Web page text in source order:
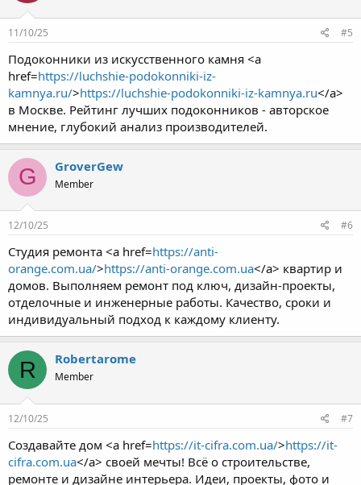
11/10/25 #5
Подоконники из искусственного камня <a
href=https://luchshie-podokonniki-iz-
kamnya.ru/>https://luchshie-podokonniki-iz-kamnya.ru</a>
в Москве. Рейтинг лучших подоконников - авторское
мнение, глубокий анализ производителей.
G GroverGew
Member
12/10/25 #6
Студия ремонта <a href=https://anti-
orange.com.ua/>https://anti-orange.com.ua</a> квартир и
домов. Выполняем ремонт под ключ, дизайн-проекты,
отделочные и инженерные работы. Качество, сроки и
индивидуальный подход к каждому клиенту.
R Robertarome
Member
12/10/25 #7
Создавайте дом <a href=https://it-cifra.com.ua/>https://it-
cifra.com.ua</a> своей мечты! Всё о строительстве,
ремонте и дизайне интерьера. Идеи, проекты, фото и